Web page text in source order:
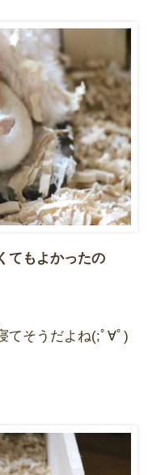
てもよかったの
てそうだよね(;ﾟ∀ﾟ)